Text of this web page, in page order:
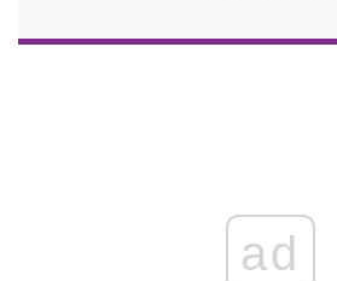
ad